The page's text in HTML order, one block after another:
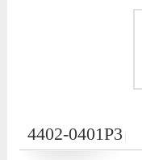
4402-0401P3